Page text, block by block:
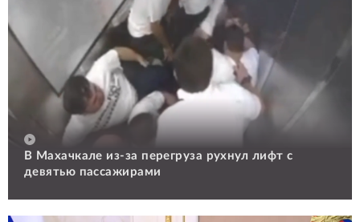
В Махачкале из-за перегруза рухнул лифт с
девятью пассажирами